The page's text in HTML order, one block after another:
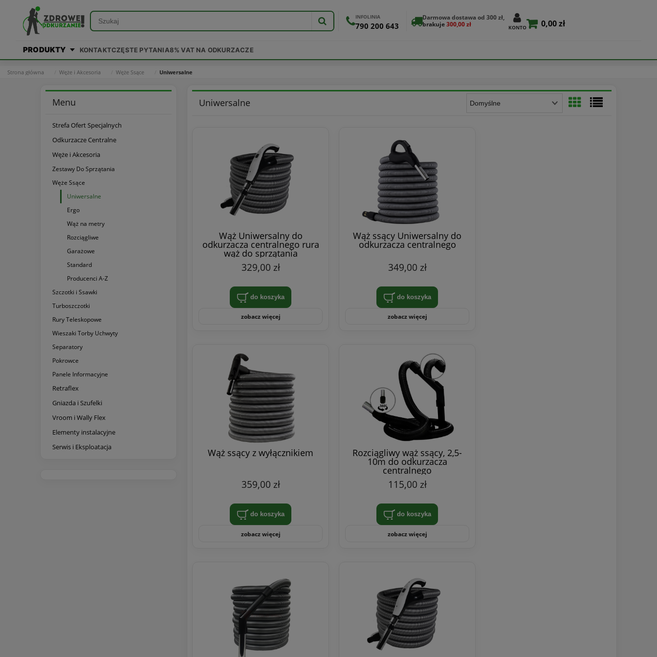
INFOLINIA
790 200 643
Darmowa dostawa od 300 zł,
brakuje300,00 zł KONTO 0,00 zł
PRODUKTY KONTAKTCZĘSTE PYTANIA8% VAT NA ODKURZACZE
Strona główna Węże i Akcesoria Węże Ssące Uniwersalne
Menu
Strefa Ofert Specjalnych
Odkurzacze Centralne
Węże i Akcesoria
Zestawy Do Sprzątania
Węże Ssące
Uniwersalne
Ergo
Wąż na metry
Rozciągliwe
Garażowe
Standard
Producenci A-Z
Szczotki i Ssawki
Turboszczotki
Rury Teleskopowe
Wieszaki Torby Uchwyty
Separatory
Pokrowce
Panele Informacyjne
Retraflex
Gniazda i Szufelki
Vroom i Wally Flex
Elementy instalacyjne
Serwis i Eksploatacja
Uniwersalne
Wąż Uniwersalny do
odkurzacza centralnego rura
wąż do sprzątania
329,00 zł
do koszyka
zobacz więcej
Wąż ssący Uniwersalny do
odkurzacza centralnego
349,00 zł
do koszyka
zobacz więcej
Wąż ssący z wyłącznikiem
359,00 zł
do koszyka
zobacz więcej
Rozciągliwy wąż ssący, 2,5-
10m do odkurzacza
centralnego
115,00 zł
do koszyka
zobacz więcej